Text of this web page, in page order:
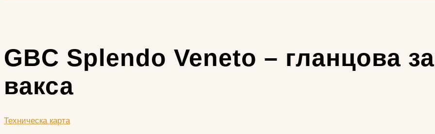
GBC Splendo Veneto – гланцова
вакса
Техническа карта